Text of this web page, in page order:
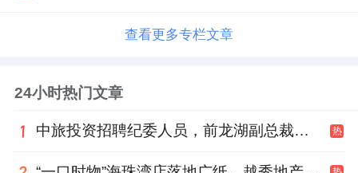
查看更多专栏文章
24小时热门文章
中旅投资招聘纪委人员，前龙湖副总裁胡若翔掌舵 热